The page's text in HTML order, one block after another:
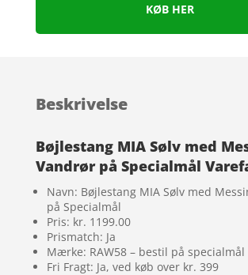
KØB HER
Beskrivelse
Bøjlestang MIA Sølv med
Vandrør på Specialmål
Navn: Bøjlestang MIA Sølv med
på Specialmål
Pris: kr. 1199.00
Prismatch: Ja
Mærke: RAW58 – bestil på specialmål
Fri Fragt: Ja, ved køb over kr. 399